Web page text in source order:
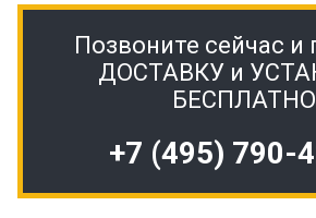
Позвоните сейчас и
ДОСТАВКУ и
БЕСПЛАТНО
+7 (495) 790-